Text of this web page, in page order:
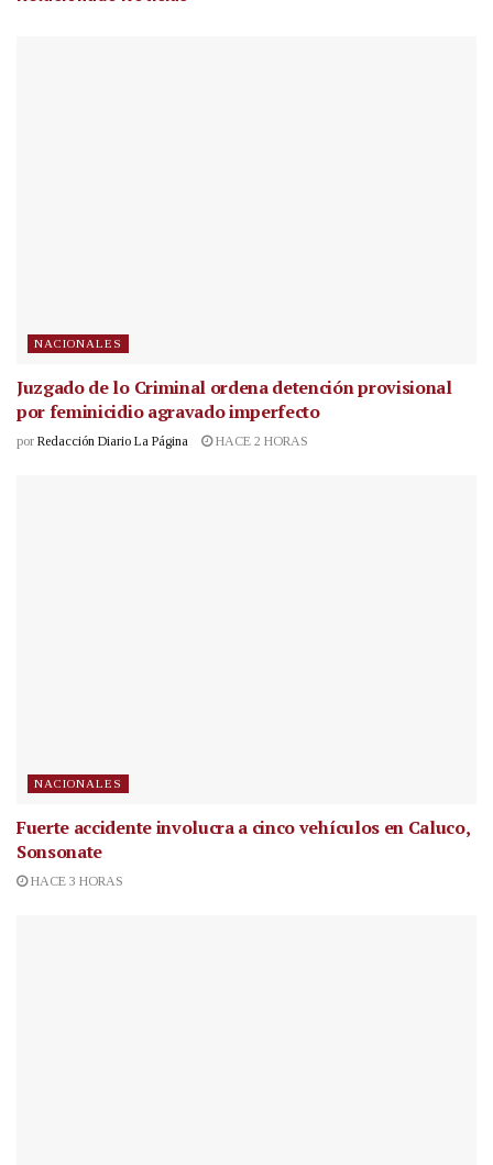
NACIONALES
Juzgado de lo Criminal ordena detención provisional
por feminicidio agravado imperfecto
por Redacción Diario La Página HACE 2 HORAS
NACIONALES
Fuerte accidente involucra a cinco vehículos en Caluco,
Sonsonate
HACE 3 HORAS